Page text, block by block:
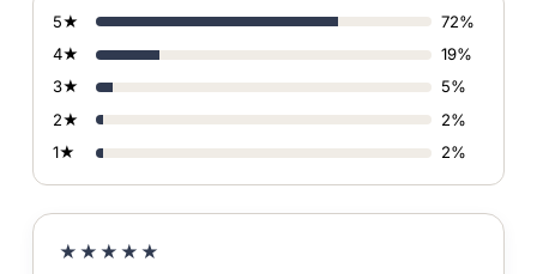
5★
72%
4★
19%
3★
5%
2★
2%
1★
2%
★★★★★